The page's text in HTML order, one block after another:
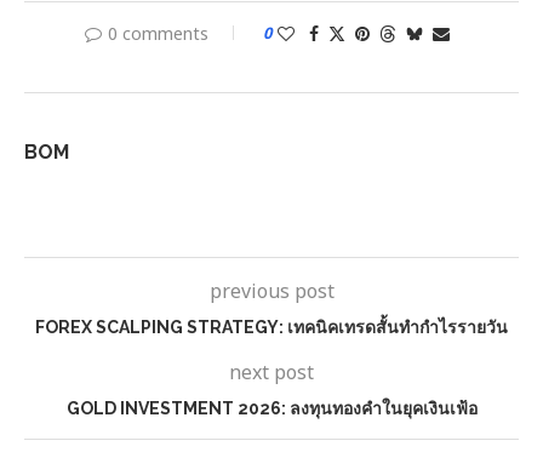
0 comments 0
BOM
previous post
FOREX SCALPING STRATEGY: เทคนิคเทรดสั้นทำกำไรรายวัน
next post
GOLD INVESTMENT 2026: ลงทุนทองคำในยุคเงินเฟ้อ